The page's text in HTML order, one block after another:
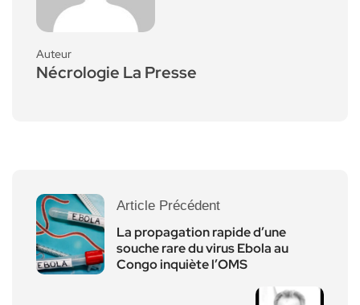
Auteur
Nécrologie La Presse
Article Précédent
La propagation rapide d’une
souche rare du virus Ebola au
Congo inquiète l’OMS